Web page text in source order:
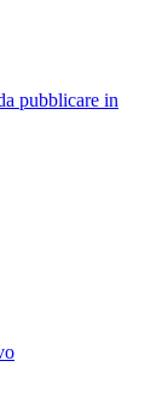
pubblicare in